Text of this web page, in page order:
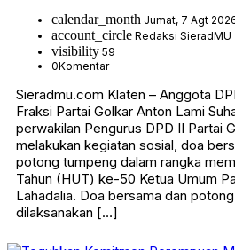
calendar_month Jumat, 7 Agt
account_circle Redaksi SieradMU
visibility 59
0Komentar
Sieradmu.com Klaten – Anggota
Fraksi Partai Golkar Anton Lami
perwakilan Pengurus DPD II Partai
melakukan kegiatan sosial, doa
potong tumpeng dalam rangka
Tahun (HUT) ke-50 Ketua Umum
Lahadalia. Doa bersama dan
dilaksanakan […]